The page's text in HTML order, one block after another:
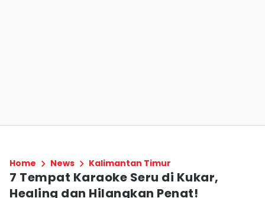
Home News Kalimantan Timur
7 Tempat Karaoke Seru di Kukar,
Healing dan Hilangkan Penat!